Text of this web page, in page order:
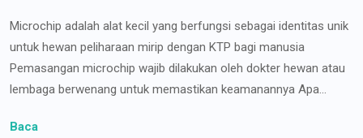
Microchip adalah alat kecil yang berfungsi sebagai identitas unik
untuk hewan peliharaan mirip dengan KTP bagi manusia
Pemasangan microchip wajib dilakukan oleh dokter hewan atau
lembaga berwenang untuk memastikan keamanannya Apa...
Baca